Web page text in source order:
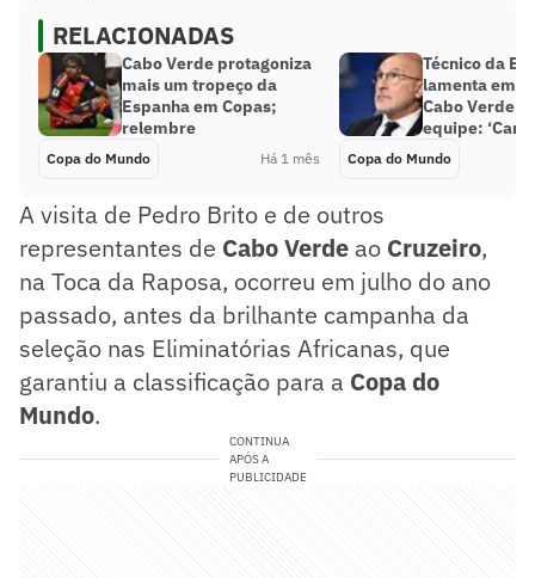
RELACIONADAS
Cabo Verde protagoniza
mais um tropeço da
Espanha em Copas;
relembre
Copa do Mundo Há 1 mês
Técnico da
lamenta
Cabo Verde,
equipe:
Copa do Mundo
A visita de Pedro Brito e de outros
representantes de Cabo Verde ao Cruzeiro,
na Toca da Raposa, ocorreu em julho do ano
passado, antes da brilhante campanha da
seleção nas Eliminatórias Africanas, que
garantiu a classificação para a Copa do
Mundo.
CONTINUA
APÓS A
PUBLICIDADE